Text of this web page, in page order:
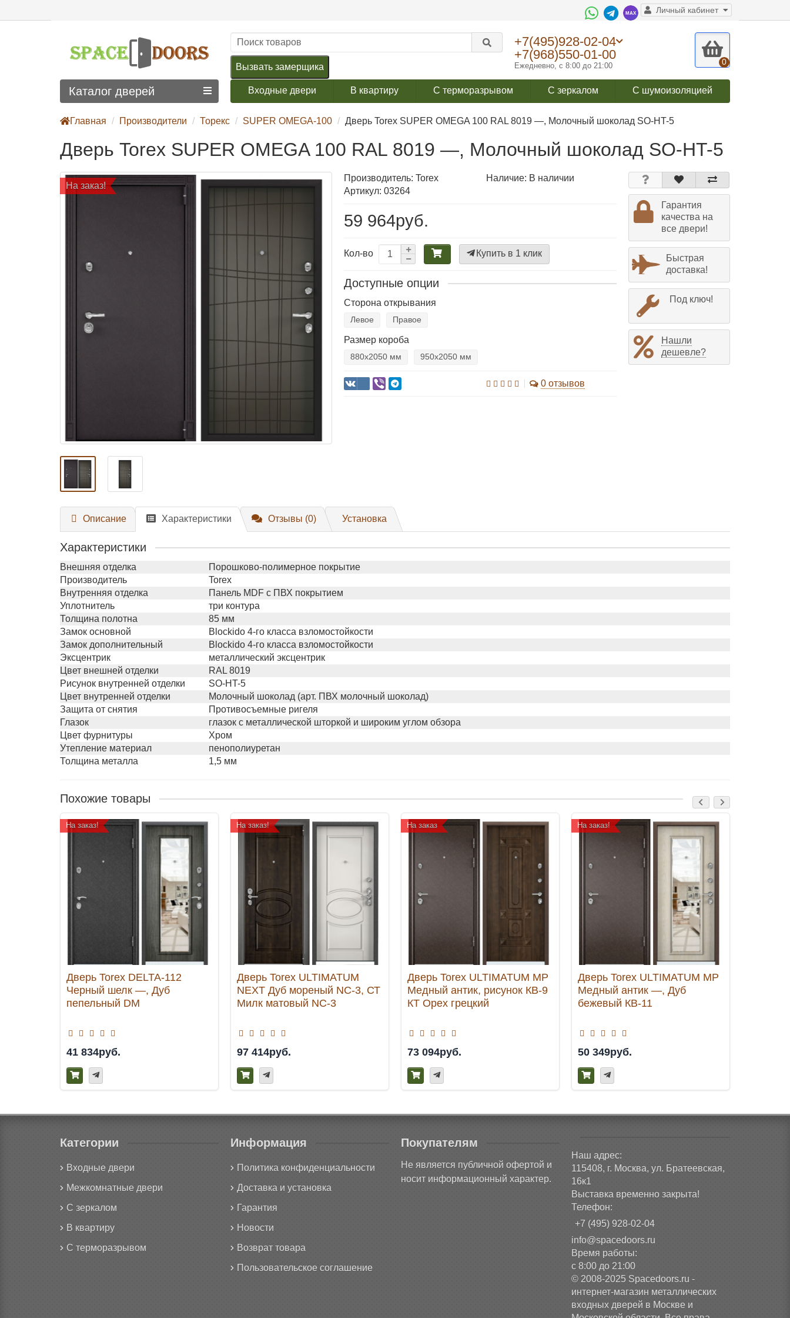
Личный кабинет
+7(495)928-02-04
+7(968)550-01-00
Ежедневно, с 8:00 до 21:00 0
Вызвать замерщика
Входные двери В квартиру С терморазрывом С зеркалом С шумоизоляцией
Каталог дверей
Главная Производители Торекс SUPER OMEGA-100 Дверь Torex SUPER OMEGA 100 RAL 8019 —, Молочный шоколад SO-HT-5
Дверь Torex SUPER OMEGA 100 RAL 8019 —, Молочный шоколад SO-HT-5
На заказ!
Производитель:Torex
Наличие: В наличии
Артикул: 03264
59 964руб.
Кол-во Купить в 1 клик
Доступные опции
Сторона открывания
Левое Правое
Размер короба
880х2050 мм 950х2050 мм
0 отзывов
Гарантия
качества на
все двери!
Быстрая
доставка!
Под ключ!
Нашли
дешевле?
Описание Характеристики Отзывы (0) Установка
Характеристики
Внешняя отделка
Порошково-полимерное покрытие
Производитель
Torex
Внутренняя отделка
Панель MDF с ПВХ покрытием
Уплотнитель
три контура
Толщина полотна
85 мм
Замок основной
Blockido 4-го класса взломостойкости
Замок дополнительный
Blockido 4-го класса взломостойкости
Эксцентрик
металлический эксцентрик
Цвет внешней отделки
RAL 8019
Рисунок внутренней отделки
SO-HT-5
Цвет внутренней отделки
Молочный шоколад (арт. ПВХ молочный шоколад)
Защита от снятия
Противосъемные ригеля
Глазок
глазок с металлической шторкой и широким углом обзора
Цвет фурнитуры
Хром
Утепление материал
пенополиуретан
Толщина металла
1,5 мм
Похожие товары
На заказ!
Дверь Torex DELTA-112
Черный шелк —, Дуб
пепельный DM
41 834руб.
На заказ!
Дверь Torex ULTIMATUM
NEXT Дуб мореный NC-3, СТ
Милк матовый NC-3
97 414руб.
На заказ
Дверь Torex ULTIMATUM MP
Медный антик, рисунок КВ-9
КТ Орех грецкий
73 094руб.
На заказ!
Дверь Torex ULTIMATUM MP
Медный антик —, Дуб
бежевый КВ-11
50 349руб.
Категории
Входные двери
Межкомнатные двери
С зеркалом
В квартиру
С терморазрывом
Информация
Политика конфиденциальности
Доставка и установка
Гарантия
Новости
Возврат товара
Пользовательское соглашение
Покупателям
Не является публичной офертой и
носит информационный характер.
Наш адрес:
115408, г. Москва, ул. Братеевская,
16к1
Выставка временно закрыта!
Телефон:
+7 (495) 928-02-04
info@spacedoors.ru
Время работы:
с 8:00 до 21:00
© 2008-2025 Spacedoors.ru -
интернет-магазин металлических
входных дверей в Москве и